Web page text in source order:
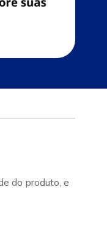
do produto, e